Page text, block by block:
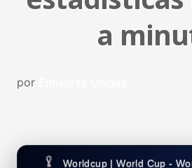
a
por
Worldcup | World Cup -